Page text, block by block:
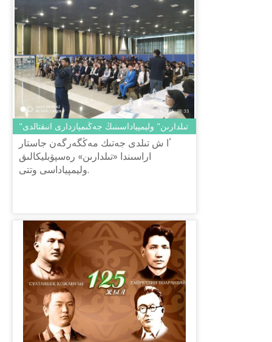
"تىلدارىن" وليمپياداسىنىڭ جەڭىمپازدارى انىقتالدى
ٴا ش تىلدى جەتىك مەڭگەرگەن جاستار
اراسىندا «تىلدارىن» رەسپۋبليكالىق
وليمپياداسى وتتى.